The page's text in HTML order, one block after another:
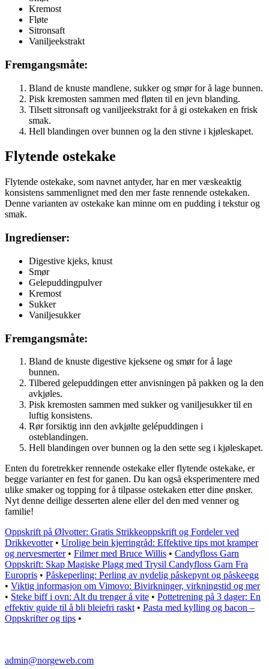
Kremost
Fløte
Sitronsaft
Vaniljeekstrakt
Fremgangsmåte:
Bland de knuste mandlene, sukker og smør for å lage bunnen.
Pisk kremosten sammen med fløten til en jevn blanding.
Tilsett sitronsaft og vaniljeekstrakt for å gi ostekaken en frisk
smak.
Hell blandingen over bunnen og la den stivne i kjøleskapet.
Flytende ostekake
Flytende ostekake, som navnet antyder, har en mer væskeaktig
konsistens sammenlignet med den mer faste rennende ostekaken.
Denne varianten av ostekake kan minne om en pudding i tekstur og
smak.
Ingredienser:
Digestive kjeks, knust
Smør
Gelepuddingpulver
Kremost
Sukker
Vaniljesukker
Fremgangsmåte:
Bland de knuste digestive kjeksene og smør for å lage
bunnen.
Tilbered gelepuddingen etter anvisningen på pakken og la den
avkjøles.
Pisk kremosten sammen med sukker og vaniljesukker til en
luftig konsistens.
Rør forsiktig inn den avkjølte gelépuddingen i
osteblandingen.
Hell blandingen over bunnen og la den sette seg i kjøleskapet.
Enten du foretrekker rennende ostekake eller flytende ostekake, er
begge varianter en fest for ganen. Du kan også eksperimentere med
ulike smaker og topping for å tilpasse ostekaken etter dine ønsker.
Nyt denne deilige desserten alene eller del den med venner og
familie!
Oppskrift på Ølvotter: Gratis Strikkeoppskrift og Fordeler ved
Drikkevotter• Urolige bein kjerringråd: Effektive tips mot kramper
og nervesmerter• Filmer med Bruce Willis • Candyfloss Garn
Oppskrift: Skap Magiske Plagg med Trysil Candyfloss Garn Fra
Europris • Påskeperling: Perling av nydelig påskepynt og påskeegg
• Viktig informasjon om Vimovo: Bivirkninger, virkningstid og mer
• Steke biff i ovn: Alt du trenger å vite • Pottetrening på 3 dager: En
effektiv guide til å bli bleiefri raskt • Pasta med kylling og bacon –
Oppskrifter og tips •
admin@norgeweb.com